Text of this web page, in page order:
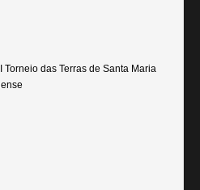
Torneio das Terras de Santa Maria